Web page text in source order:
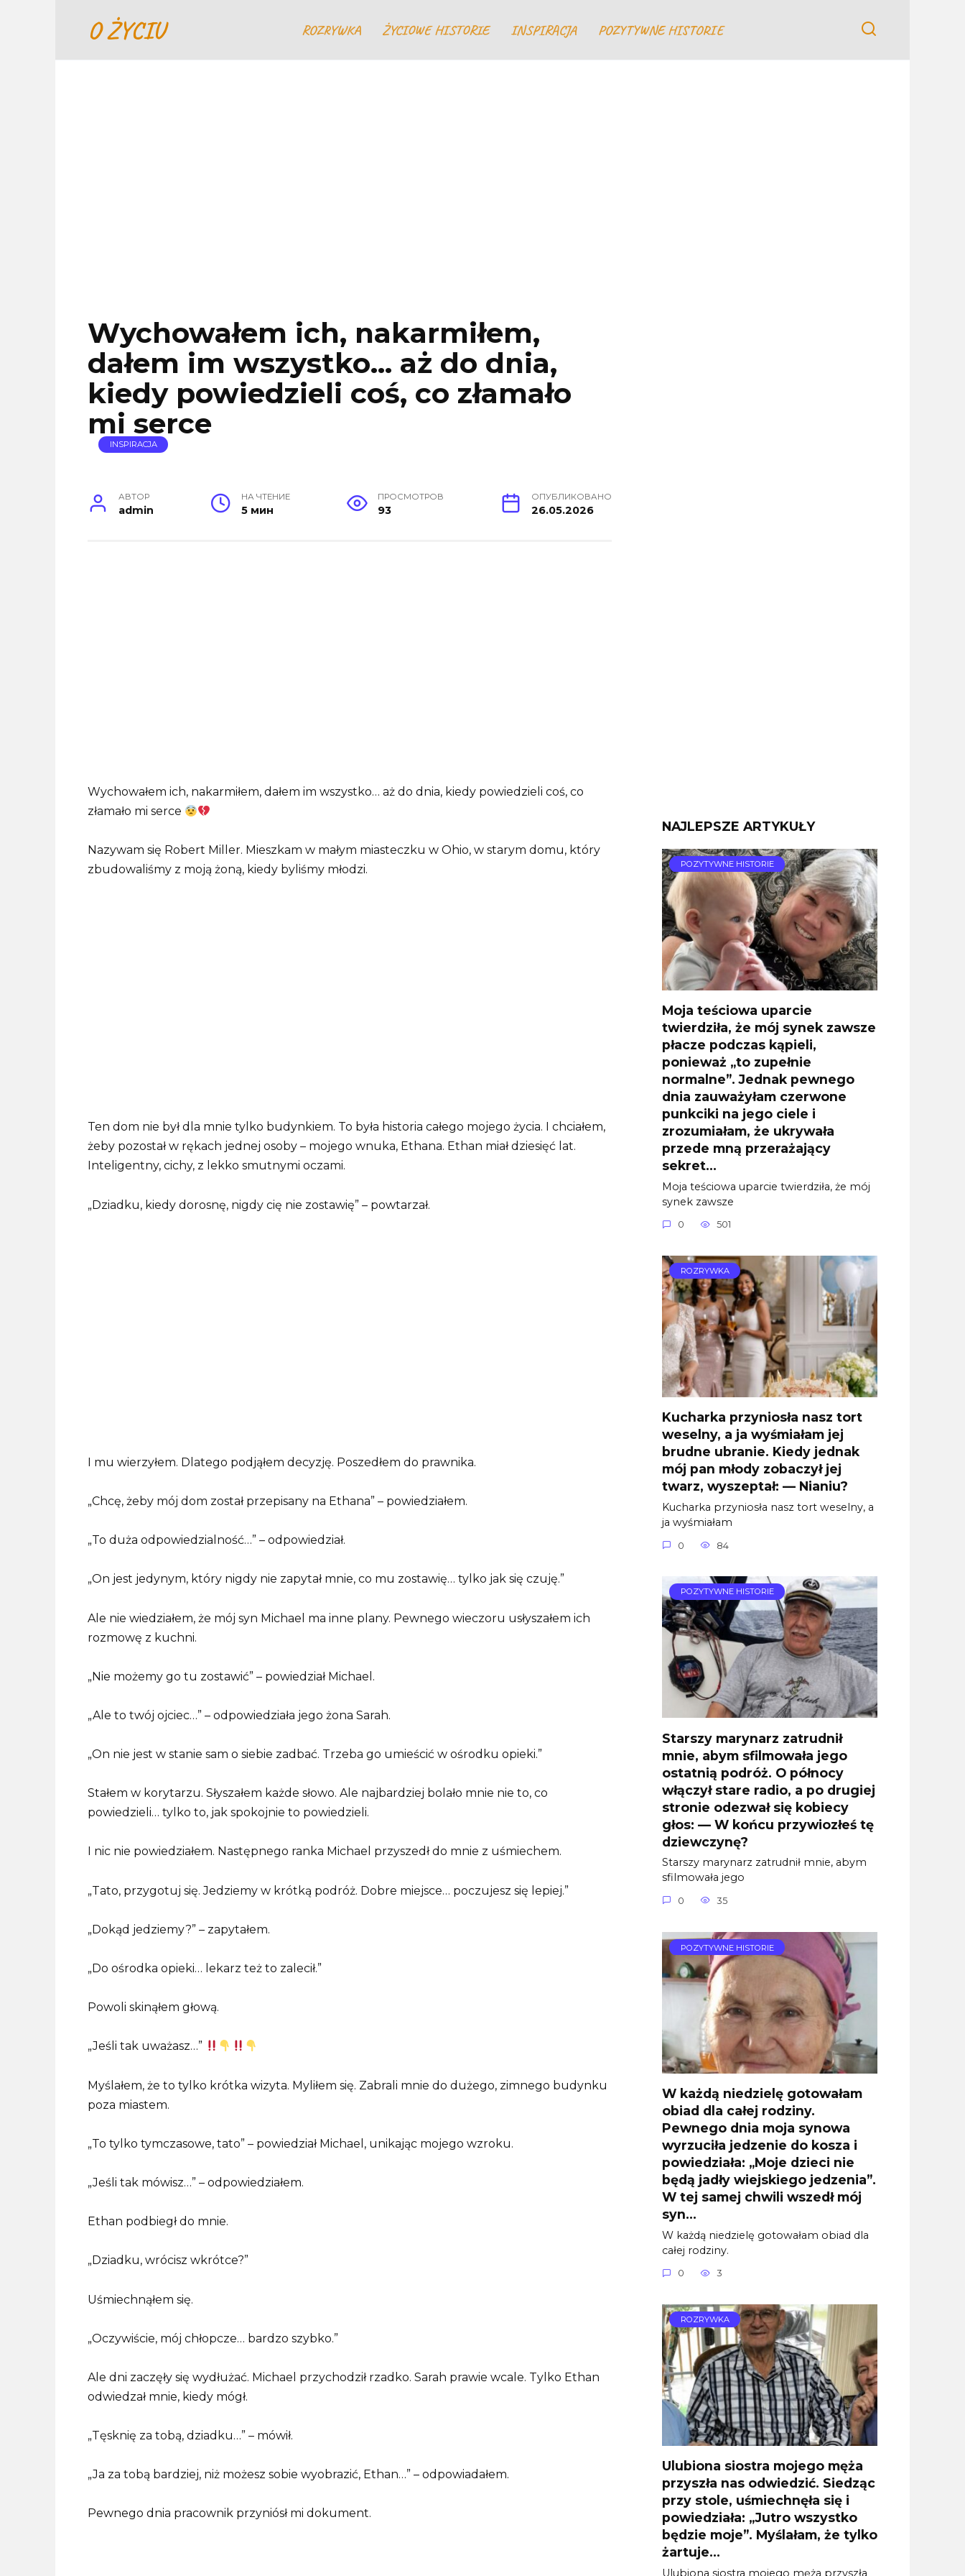
O ŻYCIU ROZRYWKA ŻYCIOWE HISTORIE INSPIRACJA POZYTYWNE HISTORIE
Wychowałem ich, nakarmiłem,
dałem im wszystko… aż do dnia,
kiedy powiedzieli coś, co złamało
mi serce
INSPIRACJA
АВТОР
admin
НА ЧТЕНИЕ
5 мин
ПРОСМОТРОВ
93
ОПУБЛИКОВАНО
26.05.2026
Wychowałem ich, nakarmiłem, dałem im wszystko… aż do dnia, kiedy powiedzieli coś, co
złamało mi serce
Nazywam się Robert Miller. Mieszkam w małym miasteczku w Ohio, w starym domu, który
zbudowaliśmy z moją żoną, kiedy byliśmy młodzi.
Ten dom nie był dla mnie tylko budynkiem. To była historia całego mojego życia. I chciałem,
żeby pozostał w rękach jednej osoby – mojego wnuka, Ethana. Ethan miał dziesięć lat.
Inteligentny, cichy, z lekko smutnymi oczami.
„Dziadku, kiedy dorosnę, nigdy cię nie zostawię” – powtarzał.
I mu wierzyłem. Dlatego podjąłem decyzję. Poszedłem do prawnika.
„Chcę, żeby mój dom został przepisany na Ethana” – powiedziałem.
„To duża odpowiedzialność…” – odpowiedział.
„On jest jedynym, który nigdy nie zapytał mnie, co mu zostawię… tylko jak się czuję.”
Ale nie wiedziałem, że mój syn Michael ma inne plany. Pewnego wieczoru usłyszałem ich
rozmowę z kuchni.
„Nie możemy go tu zostawić” – powiedział Michael.
„Ale to twój ojciec…” – odpowiedziała jego żona Sarah.
„On nie jest w stanie sam o siebie zadbać. Trzeba go umieścić w ośrodku opieki.”
Stałem w korytarzu. Słyszałem każde słowo. Ale najbardziej bolało mnie nie to, co
powiedzieli… tylko to, jak spokojnie to powiedzieli.
I nic nie powiedziałem. Następnego ranka Michael przyszedł do mnie z uśmiechem.
„Tato, przygotuj się. Jedziemy w krótką podróż. Dobre miejsce… poczujesz się lepiej.”
„Dokąd jedziemy?” – zapytałem.
„Do ośrodka opieki… lekarz też to zalecił.”
Powoli skinąłem głową.
„Jeśli tak uważasz…”
Myślałem, że to tylko krótka wizyta. Myliłem się. Zabrali mnie do dużego, zimnego budynku
poza miastem.
„To tylko tymczasowe, tato” – powiedział Michael, unikając mojego wzroku.
„Jeśli tak mówisz…” – odpowiedziałem.
Ethan podbiegł do mnie.
„Dziadku, wrócisz wkrótce?”
Uśmiechnąłem się.
„Oczywiście, mój chłopcze… bardzo szybko.”
Ale dni zaczęły się wydłużać. Michael przychodził rzadko. Sarah prawie wcale. Tylko Ethan
odwiedzał mnie, kiedy mógł.
„Tęsknię za tobą, dziadku…” – mówił.
„Ja za tobą bardziej, niż możesz sobie wyobrazić, Ethan…” – odpowiadałem.
Pewnego dnia pracownik przyniósł mi dokument.
NAJLEPSZE ARTYKUŁY
POZYTYWNE HISTORIE
Moja teściowa uparcie
twierdziła, że mój synek zawsze
płacze podczas kąpieli,
ponieważ „to zupełnie
normalne”. Jednak pewnego
dnia zauważyłam czerwone
punkciki na jego ciele i
zrozumiałam, że ukrywała
przede mną przerażający
sekret…
Moja teściowa uparcie twierdziła, że mój
synek zawsze
0 501
ROZRYWKA
Kucharka przyniosła nasz tort
weselny, a ja wyśmiałam jej
brudne ubranie. Kiedy jednak
mój pan młody zobaczył jej
twarz, wyszeptał: — Nianiu?
Kucharka przyniosła nasz tort weselny, a
ja wyśmiałam
0 84
POZYTYWNE HISTORIE
Starszy marynarz zatrudnił
mnie, abym sfilmowała jego
ostatnią podróż. O północy
włączył stare radio, a po drugiej
stronie odezwał się kobiecy
głos: — W końcu przywiozłeś tę
dziewczynę?
Starszy marynarz zatrudnił mnie, abym
sfilmowała jego
0 35
POZYTYWNE HISTORIE
W każdą niedzielę gotowałam
obiad dla całej rodziny.
Pewnego dnia moja synowa
wyrzuciła jedzenie do kosza i
powiedziała: „Moje dzieci nie
będą jadły wiejskiego jedzenia”.
W tej samej chwili wszedł mój
syn…
W każdą niedzielę gotowałam obiad dla
całej rodziny.
0 3
ROZRYWKA
Ulubiona siostra mojego męża
przyszła nas odwiedzić. Siedząc
przy stole, uśmiechnęła się i
powiedziała: „Jutro wszystko
będzie moje”. Myślałam, że tylko
żartuje…
Ulubiona siostra mojego męża przyszła